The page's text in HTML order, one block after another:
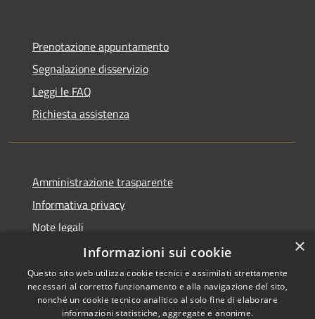
Prenotazione appuntamento
Segnalazione disservizio
Leggi le FAQ
Richiesta assistenza
Amministrazione trasparente
Informativa privacy
Note legali
Dichiarazione di accessibilità
×
Informazioni sui cookie
Questo sito web utilizza cookie tecnici e assimilati strettamente
necessari al corretto funzionamento e alla navigazione del sito,
nonché un cookie tecnico analitico al solo fine di elaborare
informazioni statistiche, aggregate e anonime.